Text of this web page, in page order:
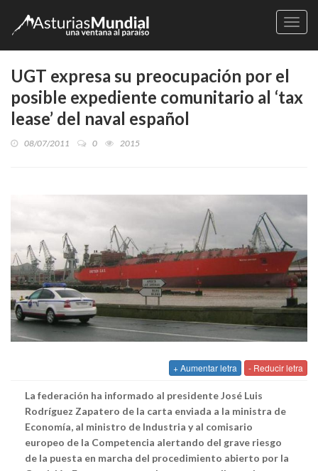
UGT expresa su preocupación por el
posible expediente comunitario al ‘tax
lease’ del naval español
08/07/2011 0 2015
+ Aumentar letra - Reducir letra
La federación ha informado al presidente José Luis
Rodríguez Zapatero de la carta enviada a la ministra de
Economía, al ministro de Industria y al comisario
europeo de la Competencia alertando del grave riesgo
de la puesta en marcha del procedimiento abierto por la